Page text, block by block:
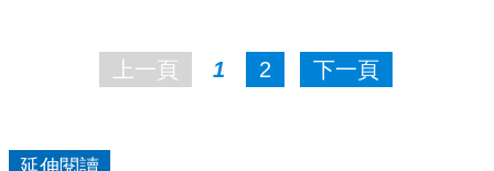
上一頁 1 2 下一頁